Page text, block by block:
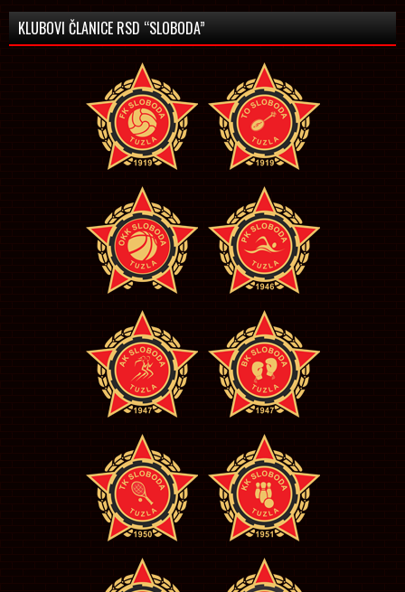
KLUBOVI ČLANICE RSD “SLOBODA”